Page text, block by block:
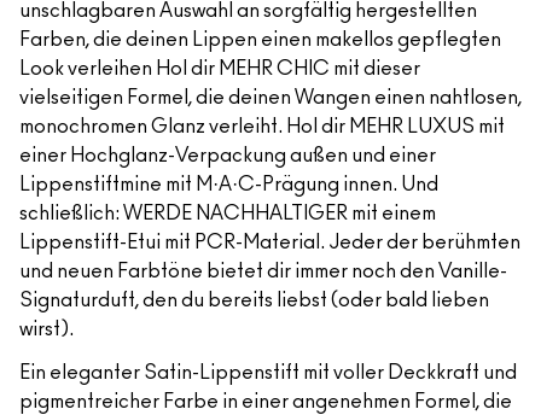
unschlagbaren Auswahl an sorgfältig hergestellten
Farben, die deinen Lippen einen makellos gepflegten
Look verleihen Hol dir MEHR CHIC mit dieser
vielseitigen Formel, die deinen Wangen einen nahtlosen,
monochromen Glanz verleiht. Hol dir MEHR LUXUS mit
einer Hochglanz-Verpackung außen und einer
Lippenstiftmine mit M·A·C-Prägung innen. Und
schließlich: WERDE NACHHALTIGER mit einem
Lippenstift-Etui mit PCR-Material. Jeder der berühmten
und neuen Farbtöne bietet dir immer noch den Vanille-
Signaturduft, den du bereits liebst (oder bald lieben
wirst).
Ein eleganter Satin-Lippenstift mit voller Deckkraft und
pigmentreicher Farbe in einer angenehmen Formel, die